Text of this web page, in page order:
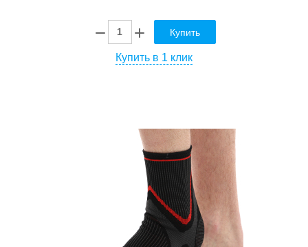
Купить
Купить в 1 клик